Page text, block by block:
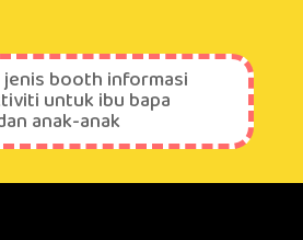
jenis booth informasi
untuk ibu bapa
anak-anak